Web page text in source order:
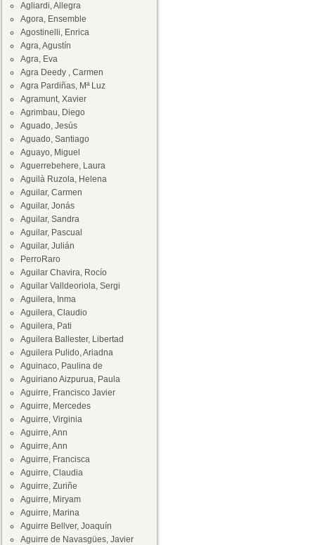
Agliardi, Allegra
Agora, Ensemble
Agostinelli, Enrica
Agra, Agustín
Agra, Eva
Agra Deedy , Carmen
Agra Pardiñas, Mª Luz
Agramunt, Xavier
Agrimbau, Diego
Aguado, Jesús
Aguado, Santiago
Aguayo, Miguel
Aguerrebehere, Laura
Aguilà Ruzola, Helena
Aguilar, Carmen
Aguilar, Jonás
Aguilar, Sandra
Aguilar, Pascual
Aguilar, Julián
PerroRaro
Aguilar Chavira, Rocío
Aguilar Valldeoriola, Sergi
Aguilera, Inma
Aguilera, Claudio
Aguilera, Pati
Aguilera Ballester, Libertad
Aguilera Pulido, Ariadna
Aguinaco, Paulina de
Aguiriano Aizpurua, Paula
Aguirre, Francisco Javier
Aguirre, Mercedes
Aguirre, Virginia
Aguirre, Ann
Aguirre, Ann
Aguirre, Francisca
Aguirre, Claudia
Aguirre, Zuriñe
Aguirre, Miryam
Aguirre, Marina
Aguirre Bellver, Joaquín
Aguirre de Navasgües, Javier